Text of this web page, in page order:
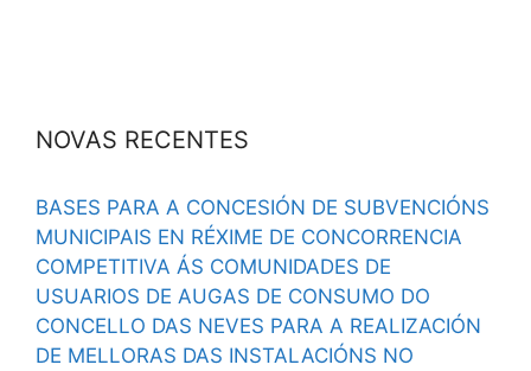
NOVAS RECENTES
BASES PARA A CONCESIÓN DE SUBVENCIÓNS
MUNICIPAIS EN RÉXIME DE CONCORRENCIA
COMPETITIVA ÁS COMUNIDADES DE
USUARIOS DE AUGAS DE CONSUMO DO
CONCELLO DAS NEVES PARA A REALIZACIÓN
DE MELLORAS DAS INSTALACIÓNS NO